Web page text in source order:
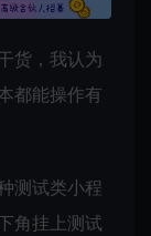
货，我认为
都能操作有
测试类小程
角挂上测试